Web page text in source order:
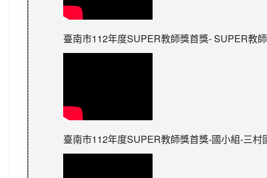
臺南市112年度SUPER教師獎首獎- SUPER教
臺南市112年度SUPER教師獎首獎-國小組-三村